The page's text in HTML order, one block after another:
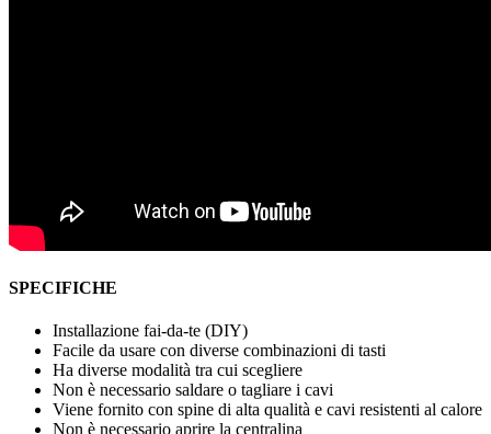
SPECIFICHE
Installazione fai-da-te (DIY)
Facile da usare con diverse combinazioni di tasti
Ha diverse modalità tra cui scegliere
Non è necessario saldare o tagliare i cavi
Viene fornito con spine di alta qualità e cavi resistenti al calore
Non è necessario aprire la centralina